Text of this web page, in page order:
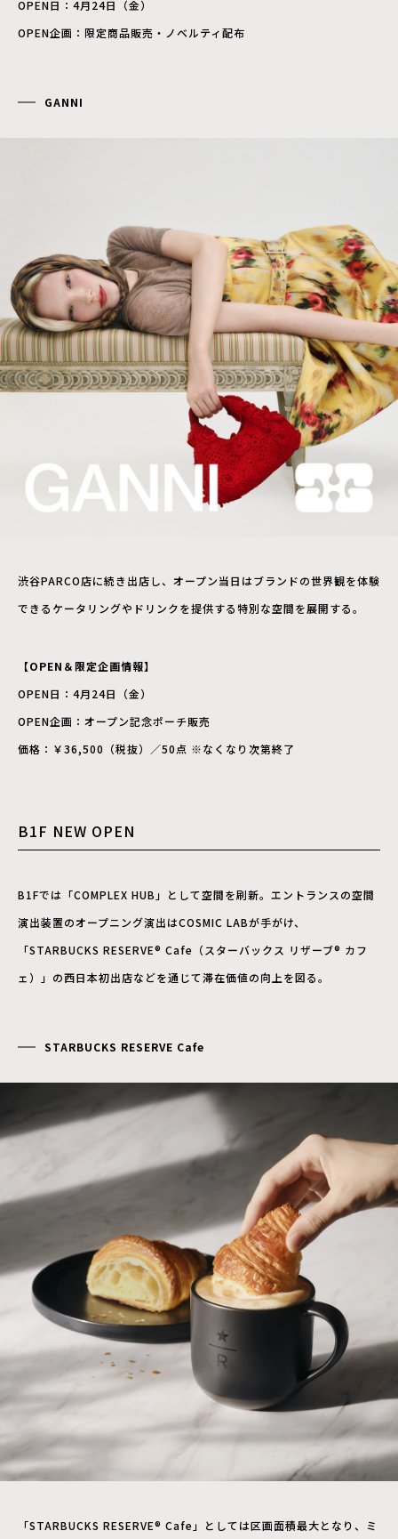
OPEN日：4月24日（金）
OPEN企画：限定商品販売・ノベルティ配布
GANNI
渋谷PARCO店に続き出店し、オープン当日はブランドの世界観を体験
できるケータリングやドリンクを提供する特別な空間を展開する。
【OPEN＆限定企画情報】
OPEN日：4月24日（金）
OPEN企画：オープン記念ポーチ販売
価格：￥36,500（税抜）／50点 ※なくなり次第終了
B1F NEW OPEN
B1Fでは「COMPLEX HUB」として空間を刷新。エントランスの空間
演出装置のオープニング演出はCOSMIC LABが手がけ、
「STARBUCKS RESERVE® Cafe（スターバックス リザーブ® カフ
ェ）」の西日本初出店などを通じて滞在価値の向上を図る。
STARBUCKS RESERVE Cafe
「STARBUCKS RESERVE® Cafe」としては区画面積最大となり、ミ